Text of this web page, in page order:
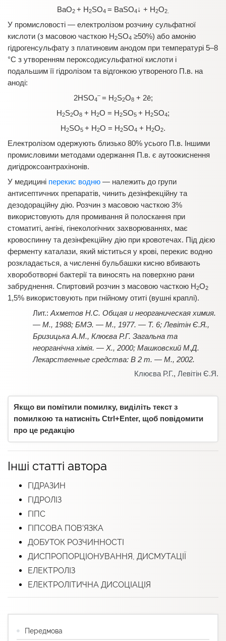
BaO2 + Н2SО4 = BaSО4↓ + Н2О2.
У промисловості — електролізом розчину сульфатної
кислоти (з масовою часткою Н2SО4 ≥50%) або амонію
гідрогенсульфату з платиновим анодом при температурі 5–8
°С з утворенням пероксодисульфатної кислоти і
подальшим її гідролізом та відгонкою утвореного П.в. на
аноді:
2НSО4
– = Н2S2O8+ 2ē;
Н2S2O8 + Н2О = Н2SО5 + Н2SО4;
Н2SО5 + Н2О = Н2SО4 + Н2О2.
Електролізом одержують близько 80% усього П.в. Іншими
промисловими методами одержання П.в. є аутоокиснення
дигідроксоантрахінонів.
У медицині перекис водню — належить до групи
антисептичних препаратів, чинить дезінфекційну та
дезодораційну дію. Розчин з масовою часткою 3%
використовують для промивання й полоскання при
стоматиті, ангіні, гінекологічних захворюваннях, має
кровоспинну та дезінфекційну дію при кровотечах. Під дією
ферменту каталази, який міститься у крові, перекис водню
розкладається, а численні бульбашки кисню вбивають
хвороботворні бактерії та виносять на поверхню рани
забруднення. Спиртовий розчин з масовою часткою Н2О2
1,5% використовують при гнійному отиті (вушні краплі).
Ахметов Н.С. Общая и неорганическая химия.
— М., 1988; БМЭ. — М., 1977. — Т. 6; Левітін Є.Я.,
Бризицька А.М., Клюєва Р.Г. Загальна та
неорганічна хімія. — Х., 2000; Машковский М.Д.
Лекарственные средства: В 2 т. — М., 2002.
Клюєва Р.Г., Левітін Є.Я.
Якщо ви помітили помилку, виділіть текст з
помилкою та натисніть Ctrl+Enter, щоб повідомити
про це редакцію
Інші статті автора
ГІДРАЗИН
ГІДРОЛІЗ
ГІПС
ГІПСОВА ПОВ’ЯЗКА
ДОБУТОК РОЗЧИННОСТІ
ДИСПРОПОРЦІОНУВАННЯ, ДИСМУТАЦІЇ
ЕЛЕКТРОЛІЗ
ЕЛЕКТРОЛІТИЧНА ДИСОЦІАЦІЯ
Передмова